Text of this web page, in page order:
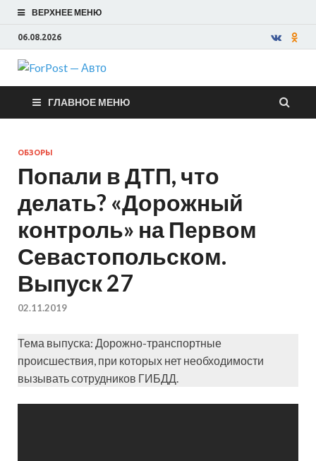
ВЕРХНЕЕ МЕНЮ
06.08.2026
ForPost —
Авто
ГЛАВНОЕ МЕНЮ
ОБЗОРЫ
Попали в ДТП, что
делать? «Дорожный
контроль» на Первом
Севастопольском.
Выпуск 27
02.11.2019
Тема выпуска: Дорожно-транспортные
происшествия, при которых нет необходимости
вызывать сотрудников ГИБДД.